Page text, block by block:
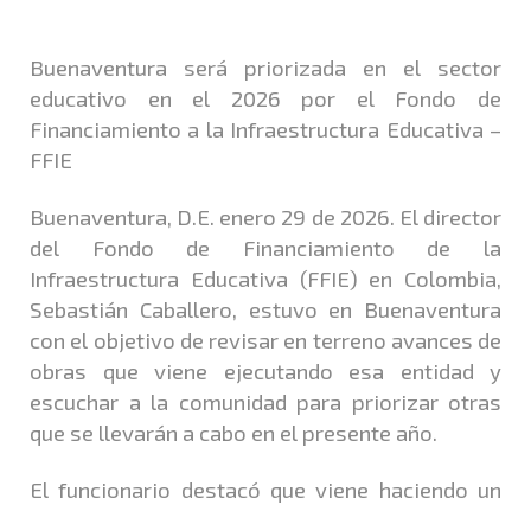
Buenaventura será priorizada en el sector
educativo en el 2026 por el Fondo de
Financiamiento a la Infraestructura Educativa –
FFIE
Buenaventura, D.E. enero 29 de 2026. El director
del Fondo de Financiamiento de la
Infraestructura Educativa (FFIE) en Colombia,
Sebastián Caballero, estuvo en Buenaventura
con el objetivo de revisar en terreno avances de
obras que viene ejecutando esa entidad y
escuchar a la comunidad para priorizar otras
que se llevarán a cabo en el presente año.
El funcionario destacó que viene haciendo un